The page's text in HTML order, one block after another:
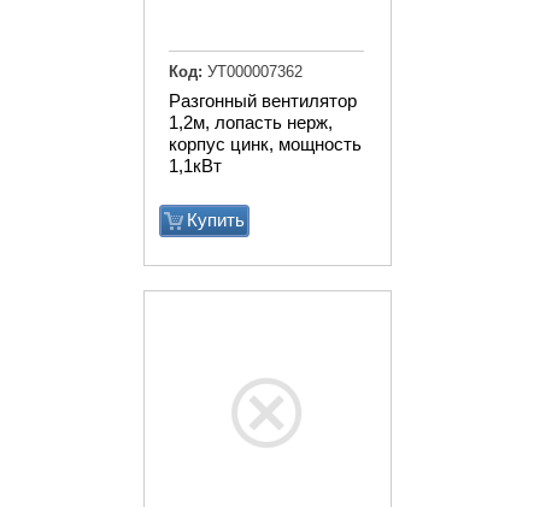
Разгонный вентилятор
1,2м, лопасть нерж,
корпус цинк, мощность
1,1кВт
Купить
Код: УТ000007362